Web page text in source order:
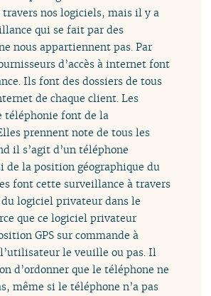
nos logiciels, mais il y a
qui se fait par des
nous appartiennent pas. Par
d’accès à internet font
Ils font des dossiers de tous
de chaque client. Les
téléphonie font de la
prennent note de tous les
il s’agit d’un téléphone
de la position géographique du
font cette surveillance à travers
logiciel privateur dans le
que ce logiciel privateur
GPS sur commande à
le veuille ou pas. Il
d’ordonner que le téléphone ne
même si le téléphone n’a pas